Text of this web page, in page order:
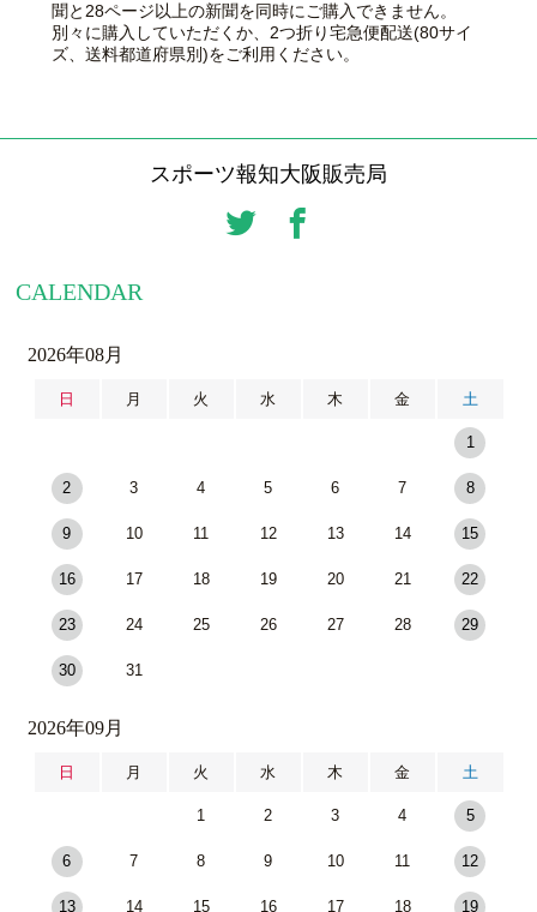
聞と28ページ以上の新聞を同時にご購入できません。
別々に購入していただくか、2つ折り宅急便配送(80サイ
ズ、送料都道府県別)をご利用ください。
スポーツ報知大阪販売局
CALENDAR
2026年08月
日 月 火 水 木 金 土
1
2 3 4 5 6 7 8
9 10 11 12 13 14 15
16 17 18 19 20 21 22
23 24 25 26 27 28 29
30 31
2026年09月
日 月 火 水 木 金 土
1 2 3 4 5
6 7 8 9 10 11 12
13 14 15 16 17 18 19